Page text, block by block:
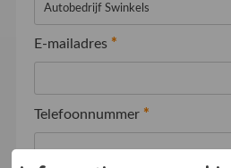
E-mailadres *
Telefoonnummer *